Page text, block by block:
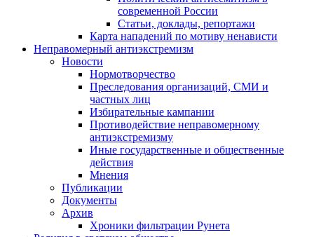
современной России
Статьи, доклады, репортажи
Карта нападений по мотиву ненависти
Неправомерный антиэкстремизм
Новости
Нормотворчество
Преследования организаций, СМИ и
частных лиц
Избирательные кампании
Противодействие неправомерному
антиэкстремизму
Иные государственные и общественные
действия
Мнения
Публикации
Документы
Архив
Хроники фильтрации Рунета